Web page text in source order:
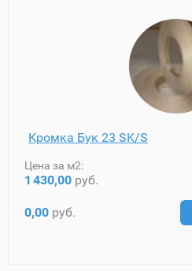
Кромка Бук 23 SK/S
Цена за м2:
1 430,00 руб.
0,00 руб.